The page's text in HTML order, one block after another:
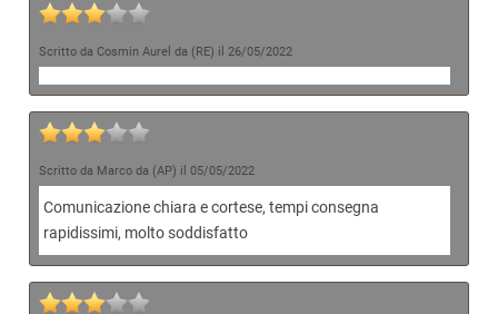
Scritto da Cosmin Aurel da (RE) il 26/05/2022
Scritto da Marco da (AP) il 05/05/2022
Comunicazione chiara e cortese, tempi consegna
rapidissimi, molto soddisfatto